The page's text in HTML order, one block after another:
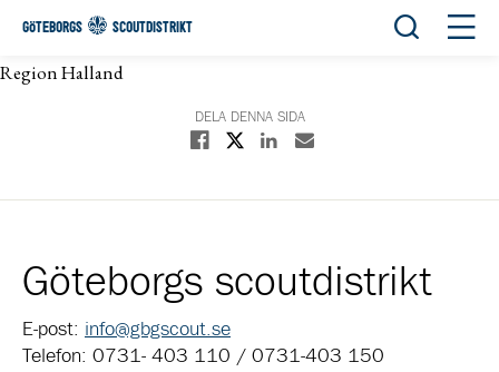
GÖTEBORGS SCOUTDISTRIKT Öppna
Region Halland
DELA DENNA SIDA
Dela på Facebook
Dela på XDela på Linkedin
Dela med E-post
Göteborgs scoutdistrikt
E-post: info@gbgscout.se
Telefon: 0731- 403 110 / 0731-403 150